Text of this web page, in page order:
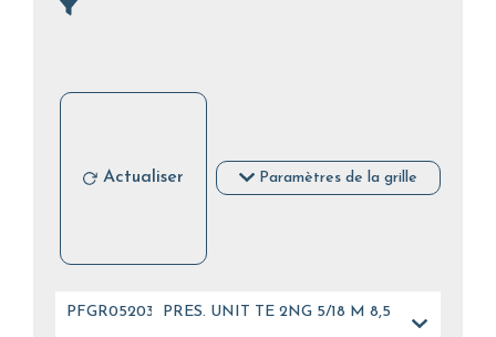
Actualiser Paramètres de la grille
PFGR05203 PRES. UNIT TE 2NG 5/18 M 8,5